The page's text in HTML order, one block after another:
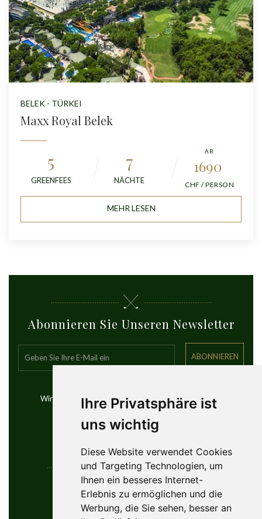
Ihre Privatsphäre ist
uns wichtig
Diese Website verwendet Cookies
und Targeting Technologien, um
Ihnen ein besseres Internet-
Erlebnis zu ermöglichen und die
Werbung, die Sie sehen, besser an
BELEK - TÜRKEI
Maxx Royal Belek
5
GREENFEES
7
NÄCHTE
AB
1690
CHF / PERSON
MEHR LESEN
Abonnieren Sie Unseren Newsletter
ABONNIEREN
Wir senden Ihnen Updates über die besten Golfreisen
weltweit
Kontaktinformationen
YouGolfTours Sàrl